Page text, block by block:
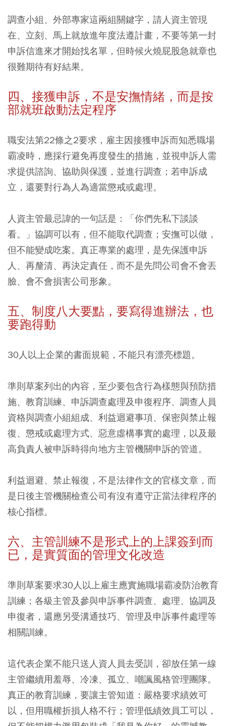
調查小組、外部專家這兩組關鍵字，請人資主管現
在、立刻、馬上就放進年度法遵計畫，不要等第一封
申訴信進來才開始找名單，但時候火燒屁股急就章也
很難期待有好結果。
四、接獲申訴，不是安撫情緒，而是按
部就班啟動法定程序
職安法第22條之2要求，雇主因接獲申訴而知悉職場
霸凌時，應採行避免再度發生的措施，並視申訴人需
求提供諮詢、協助與保護，並進行調查；若申訴成
立，還要對行為人為適當懲戒或處理。
人資主管最忌諱的一句話是：「你們先私下談談
看。」協調可以有，但不能取代調查；安撫可以做，
但不能變成吃案。真正專業的處理，是先保護申訴
人、再釐清、再決定責任，而不是先問公司會不會丟
臉、會不會損害公司形象。
五、制度八大要點，要寫得進辦法，也
要跑得動
30人以上企業的書面規範，不能只有漂亮標題。
準則草案列出的內容，至少要包含行為樣態與預防措
施、教育訓練、申訴調查處理及申復程序、調查人員
資格與調查小組組成、利益迴避事項、保密與禁止報
復、懲戒或處理方式、惡意虛構事實的處理，以及最
高負責人被申訴時得向地方主管機關申訴的管道。
利益迴避、禁止報復，不是法律作文的官樣文章，而
是日後主管機關檢查公司有沒有遵守正當法律程序的
核心指標。
六、主管訓練不是形式上的上課簽到而
已，是實質面的管理文化改造
準則草案要求30人以上雇主應實施職場霸凌防治教育
訓練；各級主管及參與申訴事件調查、處理、協調及
申復者，還應另受溝通技巧、管理及申訴事件處理等
相關訓練。
這代表企業不能只送人資人員去受訓，卻放任第一線
主管繼續用羞辱、冷凍、孤立、嘲諷風格管理團隊。
真正的教育訓練，要讓主管知道：嚴格要求績效可
以，但用職權折損人格不行；管理低績效員工可以，